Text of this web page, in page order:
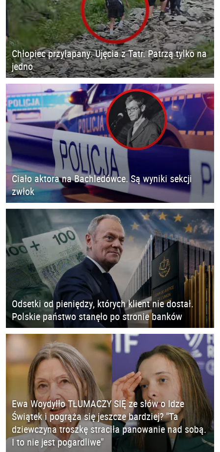
Chłopiec przyłapany. Ujęcia z Tatr. Patrzą tylko na
jedno
Ciało aktora na Bachledówce. Są wyniki sekcji
zwłok
Odsetki od pieniędzy, których klient nie dostał.
Polskie państwo stanęło po stronie banków
Ewa Woydyłło TŁUMACZY SIĘ ze słów o Idze
Świątek i pogrąża się jeszcze bardziej? "Ta
dziewczyna troszkę straciła panowanie nad sobą.
I to nie jest pogardliwe"